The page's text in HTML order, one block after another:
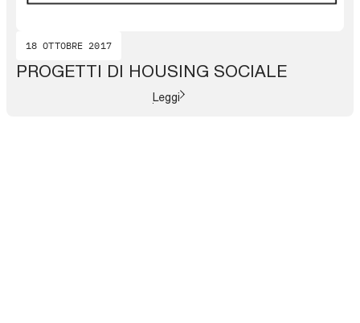
18 OTTOBRE 2017
PROGETTI DI HOUSING SOCIALE
Leggi